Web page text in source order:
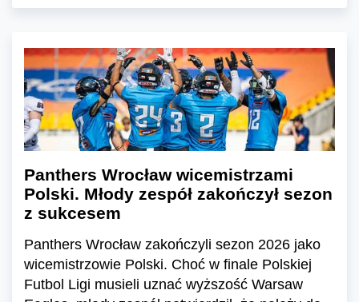
Panthers Wrocław wicemistrzami
Polski. Młody zespół zakończył sezon
z sukcesem
Panthers Wrocław zakończyli sezon 2026 jako
wicemistrzowie Polski. Choć w finale Polskiej
Futbol Ligi musieli uznać wyższość Warsaw